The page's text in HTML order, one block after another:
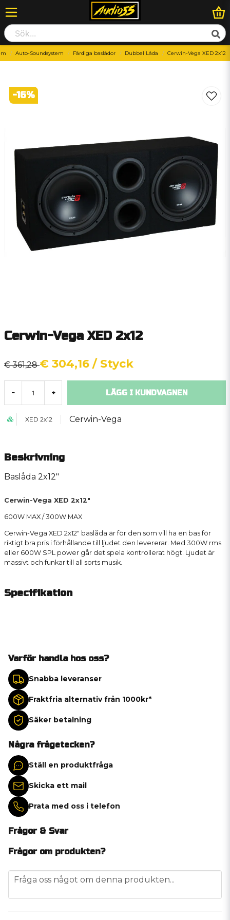
Auto-Soundsystem Färdiga baslådor Dubbel Låda Cerwin-Vega XED 2x12
-16%
Cerwin-Vega XED 2x12
€ 361,28€ 304,16 / Styck
- + LÄGG I KUNDVAGNEN
XED 2x12 Cerwin-Vega
Beskrivning
Baslåda 2x12"
Cerwin-Vega XED 2x12"
600W MAX / 300W MAX
Cerwin-Vega XED 2x12" baslåda är för den som vill ha en bas för
riktigt bra pris i förhållande till ljudet den levererar. Med 300W rms
eller 600W SPL power går det spela kontrollerat högt. Ljudet är
massivt och funkar till all sorts musik.
Specifikation
Varför handla hos oss?
Snabba leveranser
Fraktfria alternativ från 1000kr*
Säker betalning
Några frågetecken?
Ställ en produktfråga
Skicka ett mail
Prata med oss i telefon
Frågor & Svar
Frågor om produkten?
question
Fråga oss något om denna produkten...